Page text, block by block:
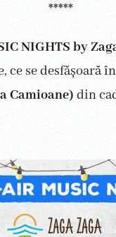
*****
NIGHTS by
ce se desfășoară
Camioane) din